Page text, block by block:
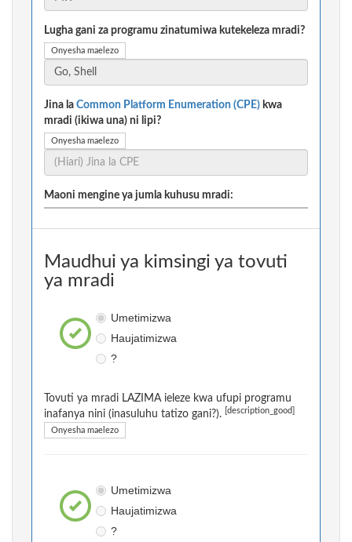
Lugha gani za programu zinatumiwa kutekeleza mradi?
Onyesha maelezo
Jina la Common Platform Enumeration (CPE) kwa
mradi (ikiwa una) ni lipi?
Onyesha maelezo
Maoni mengine ya jumla kuhusu mradi:
Maudhui ya kimsingi ya tovuti
ya mradi
Umetimizwa
Haujatimizwa
?
Tovuti ya mradi LAZIMA ieleze kwa ufupi programu
inafanya nini (inasuluhu tatizo gani?).
[description_good]
Onyesha maelezo
Umetimizwa
Haujatimizwa
?